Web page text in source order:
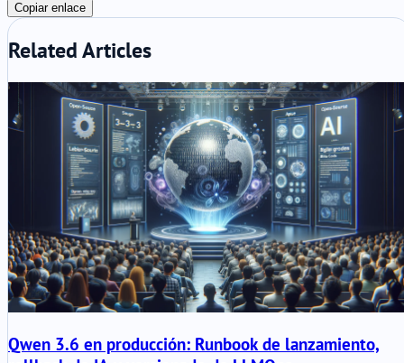
Copiar enlace
Related Articles
Qwen 3.6 en producción: Runbook de lanzamiento,